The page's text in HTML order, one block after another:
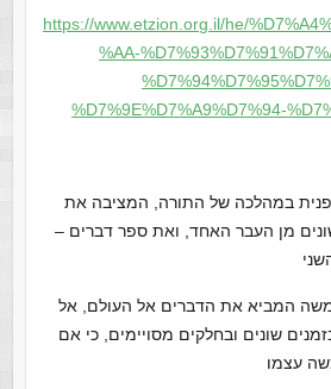
https://www.etzion.org.il/he/
%AA-
%D7%9E%D7%A9%D7%94-
במהלכה של התורה, המציבה את
מן העבר האחד, ואת ספר דברים –
משה המביא את הדברים אל העולם, אל
שונים ובחלקים מסויימים, כי אם